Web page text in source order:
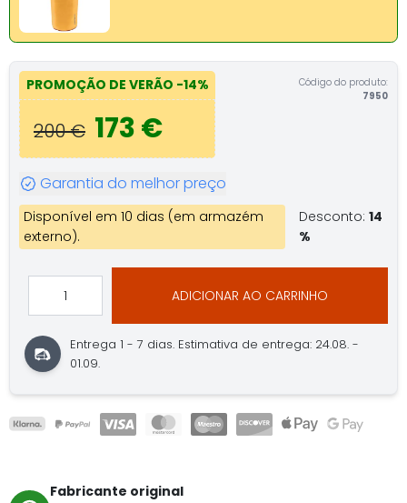
PROMOÇÃO DE VERÃO -14%
200 € 173 €
Código do produto:
7950
Garantia do melhor preço
Disponível em 10 dias (em armazém
externo).
Desconto:14
%
ADICIONAR AO CARRINHO
Entrega 1 - 7 dias. Estimativa de entrega: 24.08. -
01.09.
Fabricante original